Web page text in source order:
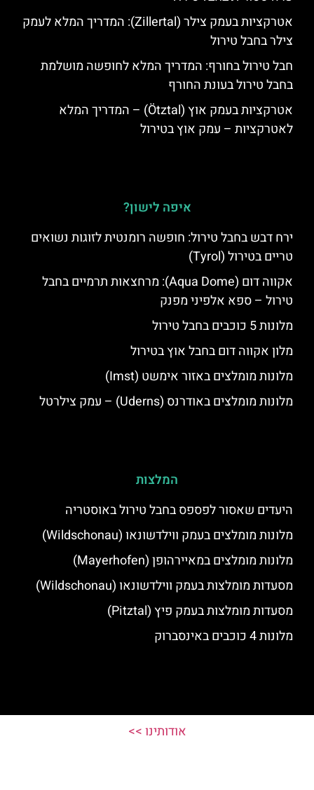
אטרקציות בעמק צילר (Zillertal): המדריך המלא לעמק
צילר בחבל טירול
חבל טירול בחורף: המדריך המלא לחופשה מושלמת
בחבל טירול בעונת החורף
אטרקציות בעמק אוץ (Ötztal) – המדריך המלא
לאטרקציות – עמק אוץ בטירול
איפה לישון?
ירח דבש בחבל טירול: חופשה רומנטית לזוגות נשואים
טריים בטירול (Tyrol)
אקווה דום (Aqua Dome): מרחצאות תרמיים בחבל
טירול – ספא אלפיני מפנק
מלונות 5 כוכבים בחבל טירול
מלון אקווה דום בחבל אוץ בטירול
מלונות מומלצים באזור אימשט (Imst)
מלונות מומלצים באודרנס (Uderns) – עמק צילרטל
המלצות
היעדים שאסור לפספס בחבל טירול באוסטריה
מלונות מומלצים בעמק ווילדשונאו (Wildschonau)
מלונות מומלצים במאיירהופן (Mayerhofen)
מסעדות מומלצות בעמק ווילדשונאו (Wildschonau)
מסעדות מומלצות בעמק פיץ (Pitztal)
מלונות 4 כוכבים באינסברוק
אודותינו >>